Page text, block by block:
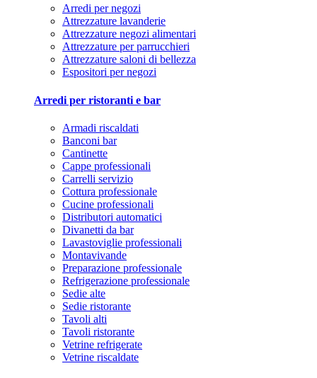
Arredi per negozi
Attrezzature lavanderie
Attrezzature negozi alimentari
Attrezzature per parrucchieri
Attrezzature saloni di bellezza
Espositori per negozi
Arredi per ristoranti e bar
Armadi riscaldati
Banconi bar
Cantinette
Cappe professionali
Carrelli servizio
Cottura professionale
Cucine professionali
Distributori automatici
Divanetti da bar
Lavastoviglie professionali
Montavivande
Preparazione professionale
Refrigerazione professionale
Sedie alte
Sedie ristorante
Tavoli alti
Tavoli ristorante
Vetrine refrigerate
Vetrine riscaldate